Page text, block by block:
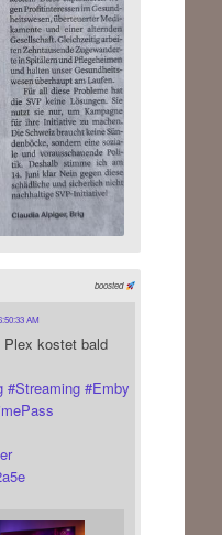
boosted
AM
kostet bald
#Streaming #Emby